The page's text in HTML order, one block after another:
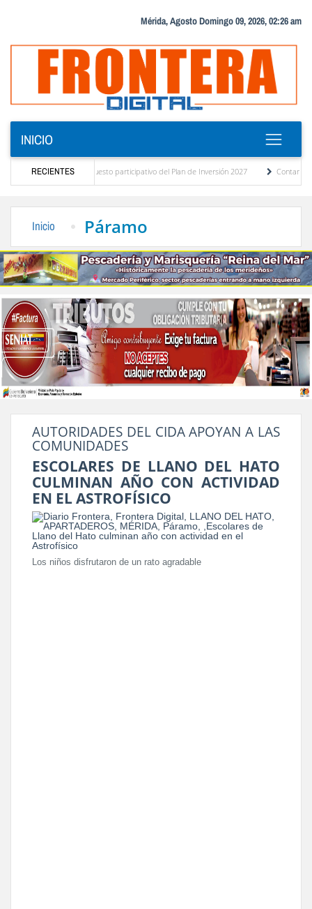
Mérida, Agosto Domingo 09, 2026, 02:26 am
INICIO
RECIENTES
del presupuesto participativo del Plan de Inversión 2027
Contaminación
Inicio Páramo
AUTORIDADES DEL CIDA APOYAN A LAS
COMUNIDADES
ESCOLARES DE LLANO DEL HATO
CULMINAN AÑO CON ACTIVIDAD
EN EL ASTROFÍSICO
Los niños disfrutaron de un rato agradable